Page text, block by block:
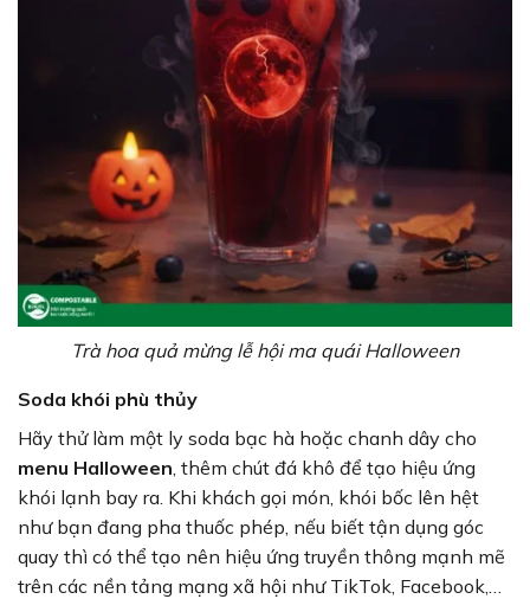
Trà hoa quả mừng lễ hội ma quái Halloween
Soda khói phù thủy
Hãy thử làm một ly soda bạc hà hoặc chanh dây cho
menu Halloween , thêm chút đá khô để tạo hiệu ứng
khói lạnh bay ra. Khi khách gọi món, khói bốc lên hệt
như bạn đang pha thuốc phép, nếu biết tận dụng góc
quay thì có thể tạo nên hiệu ứng truyền thông mạnh mẽ
trên các nền tảng mạng xã hội như TikTok, Facebook,…